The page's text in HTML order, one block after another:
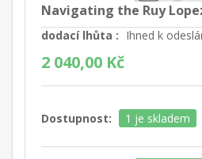
Navigating the Ruy
dodací lhůta : Ihned k
2 040,00 Kč
Dostupnost: 1 je skladem